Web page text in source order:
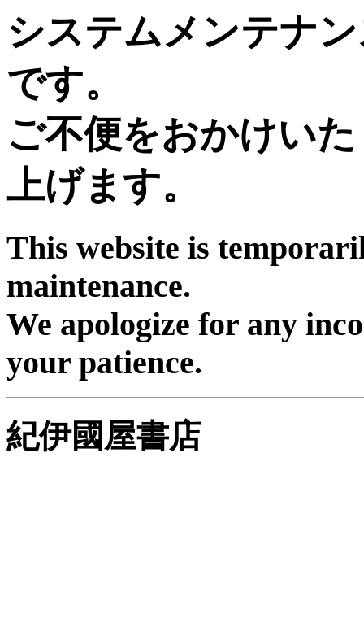
システムメンテナ
です。
ご不便をおかけい
上げます。
This website is
maintenance.
We apologize for any
your patience.
紀伊國屋書店